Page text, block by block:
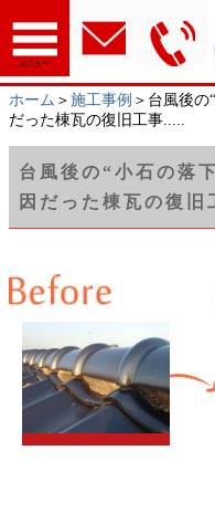
メニュー
ホーム ＞ 施工事例 ＞台風後の
だった棟瓦の復旧工事.....
台風後の“小石の落
因だった棟瓦の復旧